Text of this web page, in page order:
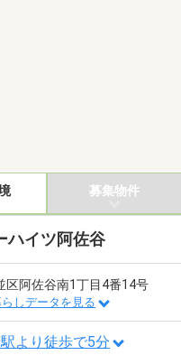
募集物件
ハイツ阿佐谷
区阿佐谷南1丁目4番14号
しデータを見る
より徒歩で5分